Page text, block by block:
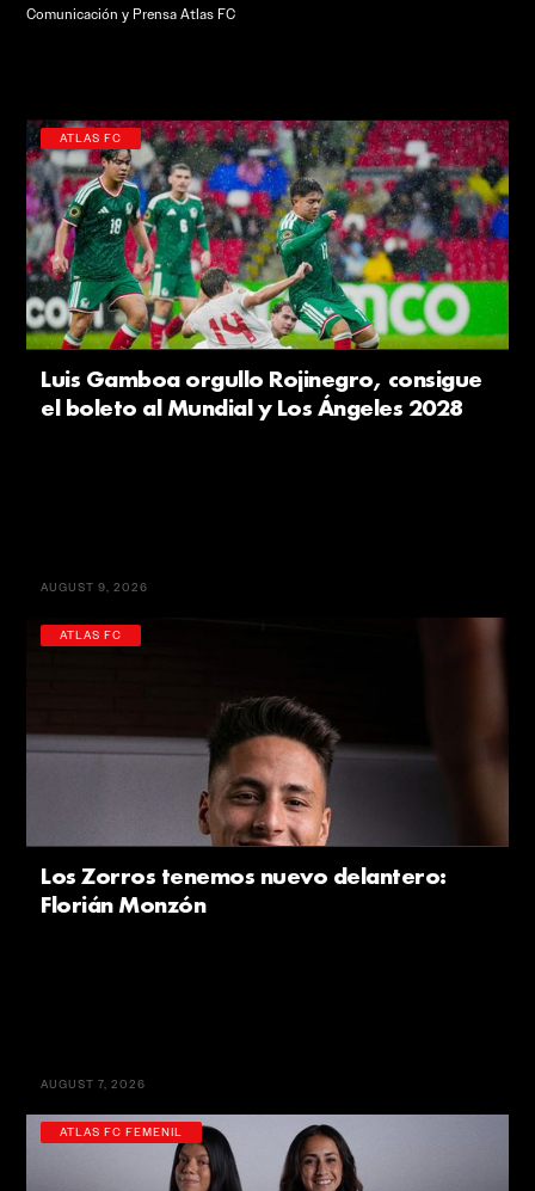
Comunicación y Prensa Atlas FC
ATLAS FC
Luis Gamboa orgullo Rojinegro, consigue
el boleto al Mundial y Los Ángeles 2028
AUGUST 9, 2026
ATLAS FC
Los Zorros tenemos nuevo delantero:
Florián Monzón
AUGUST 7, 2026
ATLAS FC FEMENIL